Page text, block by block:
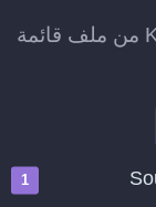
أنشئ قائمة تشغيل جديدة على KKBOX من ملف قائمة